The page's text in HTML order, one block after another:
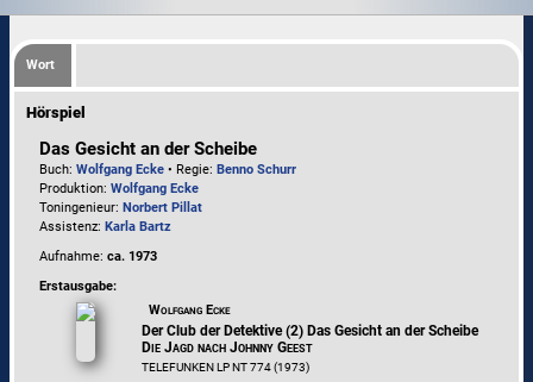
Wort
Hörspiel
Das Gesicht an der Scheibe
Buch:Wolfgang Ecke • Regie:Benno Schurr
Produktion:Wolfgang Ecke
Toningenieur:Norbert Pillat
Assistenz:Karla Bartz
Aufnahme:ca. 1973
Erstausgabe:
Wolfgang Ecke
Der Club der Detektive (2) Das Gesicht an der Scheibe
Die Jagd nach Johnny Geest
TELEFUNKEN LP NT 774 (1973)